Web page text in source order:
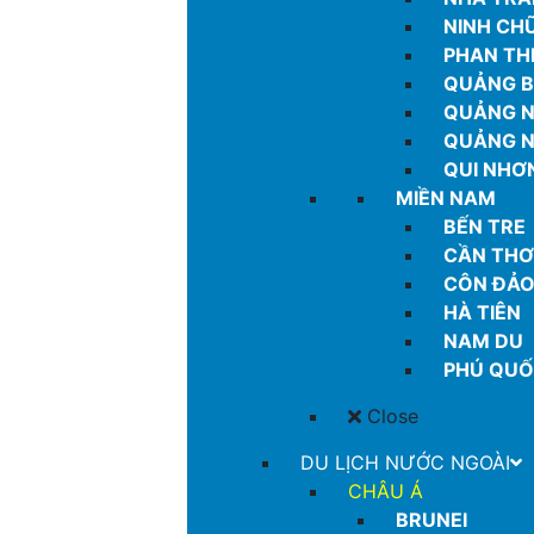
NINH
PHAN
QUẢNG
QUẢNG
QUẢNG
QUI
MIỀN NAM
BẾN TRE
CẦN THƠ
CÔN ĐẢO
HÀ TIÊN
NAM DU
PHÚ
Close
DU LỊCH NƯỚC NGOÀI
CHÂU Á
BRUNEI